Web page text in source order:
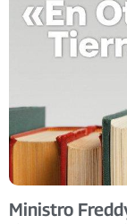
Ministro